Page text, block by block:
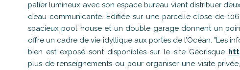
palier lumineux avec son espace bureau vient distribuer
d’eau communicante. Edifiée sur une parcelle close de
spacieux pool house et un double garage donnent un
offre un cadre de vie idyllique aux portes de l’Océan. "Les
bien est exposé sont disponibles sur le site Géorisque
plus de renseignements ou pour organiser une visite